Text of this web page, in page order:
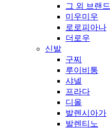
그 외 브랜드
미우미우
로로피아나
더로우
신발
구찌
루이비통
샤넬
프라다
디올
발렌시아가
발렌티노